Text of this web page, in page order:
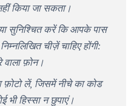
किया जा सकता।
सुनिश्चित करें कि आपके पास
चीज़ें चाहिए होंगी:
वाला फ़ोन।
फ़ोटो लें, जिसमें नीचे का कोड
भी हिस्सा न छुपाएं।